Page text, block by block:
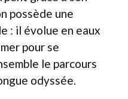
possède une
: il évolue en eaux
pour se
le parcours
odyssée.